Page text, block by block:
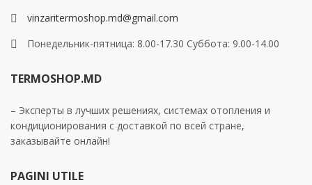
vinzaritermoshop.md@gmail.com
Понедельник-пятница: 8.00-17.30 Суббота: 9.00-14.00
TERMOSHOP.MD
– Эксперты в лучших решениях, системах отопления и
кондиционирования с доставкой по всей стране,
заказывайте онлайн!
PAGINI UTILE